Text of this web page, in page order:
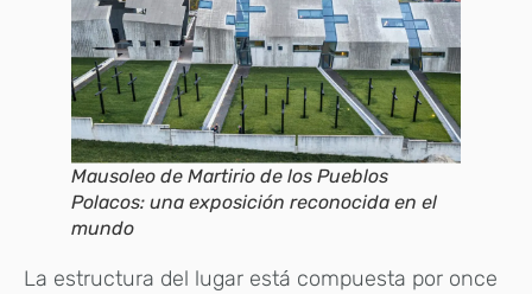
Mausoleo de Martirio de los Pueblos
Polacos: una exposición reconocida en el
mundo
La estructura del lugar está compuesta por once